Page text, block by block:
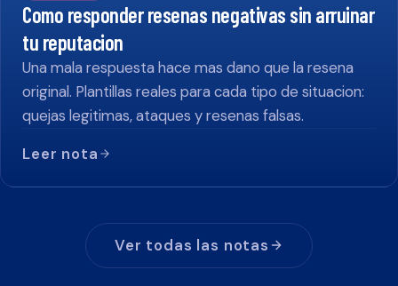
Como responder resenas negativas sin arruinar
tu reputacion
Una mala respuesta hace mas dano que la resena
original. Plantillas reales para cada tipo de situacion:
quejas legitimas, ataques y resenas falsas.
Leer nota
Ver todas las notas